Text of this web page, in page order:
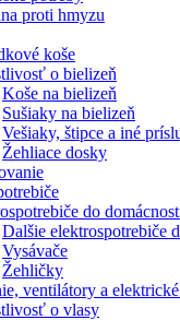
proti hmyzu
koše
o bielizeň
Koše na bielizeň
Sušiaky na bielizeň
Vešiaky, štipce a iné
Žehliace dosky
do
Dalšie elektrospotrebiče
Vysávače
Žehličky
ventilátory a
o vlasy